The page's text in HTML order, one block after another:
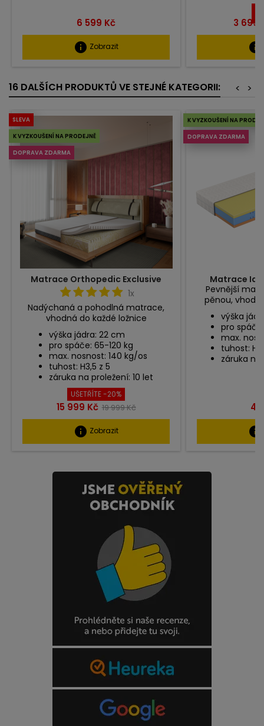
Cena
6 599 Kč
info Zobrazit
Cena
3 699
info
16 DALŠÍCH PRODUKTŮ VE STEJNÉ KATEGORII: >
<
K VYZKOUŠENÍ NA PRODEJNĚ
DOPRAVA ZDARMA
SLEVA
Matrace Orthopedic Exclusive
1x
Nadýchaná a pohodlná matrace,
vhodná do každé ložnice
výška jádra: 22 cm
pro spáče: 65-120 kg
max. nosnost: 140 kg/os
tuhost: H3,5 z 5
záruka na proležení: 10 let
UŠETŘÍTE -20%
Cena
15 999 Kč Běžná
cena
19 999 Kč
info Zobrazit
K VYZKOUŠENÍ NA
DOPRAVA ZDARMA
Matrace
Pevnější
pěnou,
výška
pro
max.
tuhost:
záruka na
4
info